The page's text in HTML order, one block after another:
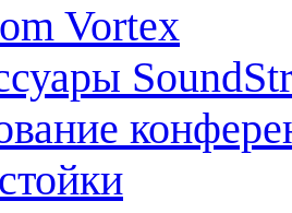
Vortex